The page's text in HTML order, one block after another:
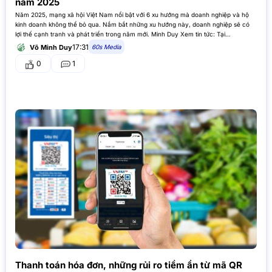
năm 2025
Năm 2025, mạng xã hội Việt Nam nổi bật với 6 xu hướng mà doanh nghiệp và hộ
kinh doanh không thể bỏ qua. Nắm bắt những xu hướng này, doanh nghiệp sẽ có
lợi thế cạnh tranh và phát triển trong năm mới. Minh Duy Xem tin tức: Tại…
Võ Minh Duy17:31 60s Media
0 1
Thanh toán hóa đơn, những rủi ro tiềm ẩn từ mã QR